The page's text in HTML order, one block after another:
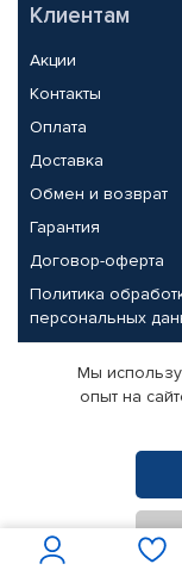
Клиентам
Акции
Контакты
Оплата
Доставка
Обмен и возврат
Гарантия
Договор-оферта
Политика
персональных
Партнерам
Корпоративным
Поставщикам
© КАМАЗ ЦЕНТР
Интернет-магазин
Мы
опыт на